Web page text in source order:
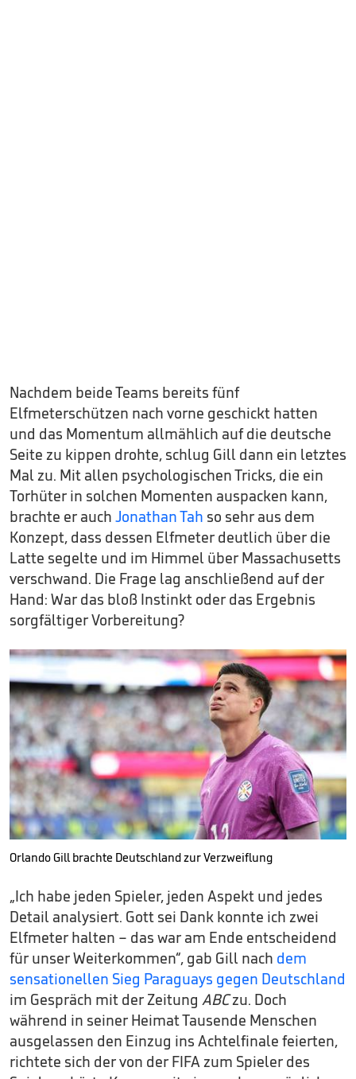
Nachdem beide Teams bereits fünf
Elfmeterschützen nach vorne geschickt hatten
und das Momentum allmählich auf die deutsche
Seite zu kippen drohte, schlug Gill dann ein letztes
Mal zu. Mit allen psychologischen Tricks, die ein
Torhüter in solchen Momenten auspacken kann,
brachte er auch Jonathan Tah so sehr aus dem
Konzept, dass dessen Elfmeter deutlich über die
Latte segelte und im Himmel über Massachusetts
verschwand. Die Frage lag anschließend auf der
Hand: War das bloß Instinkt oder das Ergebnis
sorgfältiger Vorbereitung?
Orlando Gill brachte Deutschland zur Verzweiflung
„Ich habe jeden Spieler, jeden Aspekt und jedes
Detail analysiert. Gott sei Dank konnte ich zwei
Elfmeter halten – das war am Ende entscheidend
für unser Weiterkommen“, gab Gill nach dem
sensationellen Sieg Paraguays gegen Deutschland
im Gespräch mit der Zeitung ABCzu. Doch
während in seiner Heimat Tausende Menschen
ausgelassen den Einzug ins Achtelfinale feierten,
richtete sich der von der FIFA zum Spieler des